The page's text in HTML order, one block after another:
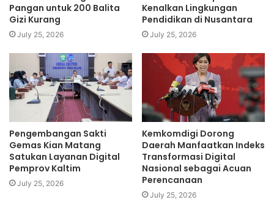
dijaga dengan baik.
“Soal sepak bola, ini menarik. Banyak kalangan artis yang
masuk kedalamnya. Misalnya ada Raffi Ahmad (RANS
Cilegon FC), Gading Marten (Persikota), hingga Atta
Halilintar (AHHA PS Pati FC). Berarti ini sudah tumbuh
kepercayaan publik dan harus kita jaga,” jelas Menpora
Amali.
Sebelumnya, Ketua PWI Pusat Atal S Depari
menyampaikan, Yanni rencananya akan memulai jelajahnya
pada 17 Agustus nanti. Dia akan berangkat dari Jakarta ke
Sabang hingga Merauke dengan menempuh sekitar 17 ribu
Pangan untuk 200 Balita
Gizi Kurang
July 25, 2026
Kenalkan Lingkungan
Pendidikan di Nusantara
July 25, 2026
Pengembangan Sakti
Gemas Kian Matang
Satukan Layanan Digital
Pemprov Kaltim
July 25, 2026
Kemkomdigi Dorong
Daerah Manfaatkan Indeks
Transformasi Digital
Nasional sebagai Acuan
Perencanaan
July 25, 2026